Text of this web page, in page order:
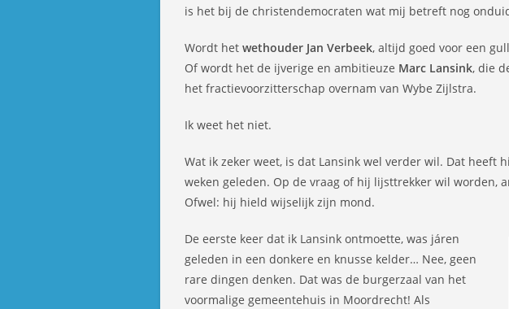
is het bij de christendemocraten wat mij betreft nog
Wordt het wethouder Jan Verbeek, altijd goed voor een
Of wordt het de ijverige en ambitieuze Marc Lansink, die
het fractievoorzitterschap overnam van Wybe Zijlstra.
Ik weet het niet.
Wat ik zeker weet, is dat Lansink wel verder wil. Dat heeft
weken geleden. Op de vraag of hij lijsttrekker wil worden,
Ofwel: hij hield wijselijk zijn mond.
De eerste keer dat ik Lansink ontmoette, was járen
geleden in een donkere en knusse kelder… Nee, geen
rare dingen denken. Dat was de burgerzaal van het
voormalige gemeentehuis in Moordrecht! Als